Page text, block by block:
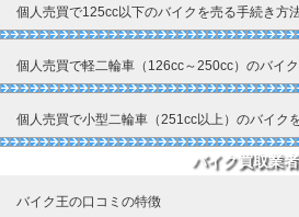
個人売買で125cc以下のバイクを売る手続き方
個人売買で軽二輪車（126cc～250cc）のバイ
個人売買で小型二輪車（251cc以上）のバイク
バイク買取業者
バイク王の口コミの特徴